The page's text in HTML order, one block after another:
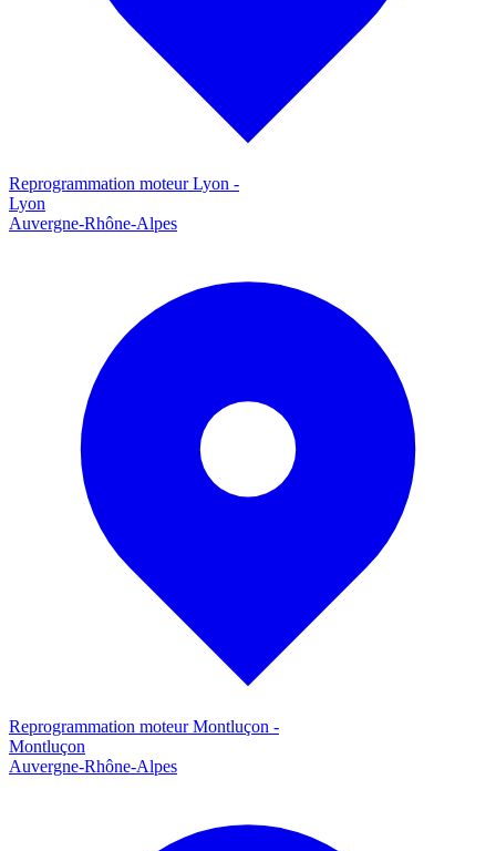
Reprogrammation moteurLyon -
Lyon
Auvergne-Rhône-Alpes
Reprogrammation moteurMontluçon -
Montluçon
Auvergne-Rhône-Alpes